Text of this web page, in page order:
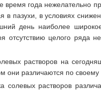
время года нежелательно
в пазухи, в условиях
день наиболее
отсутствию целого ряда
растворов на
они различаются по
солевых растворов